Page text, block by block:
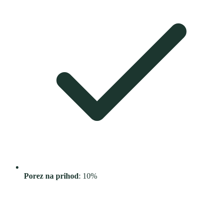
Porez na prihod: 10%